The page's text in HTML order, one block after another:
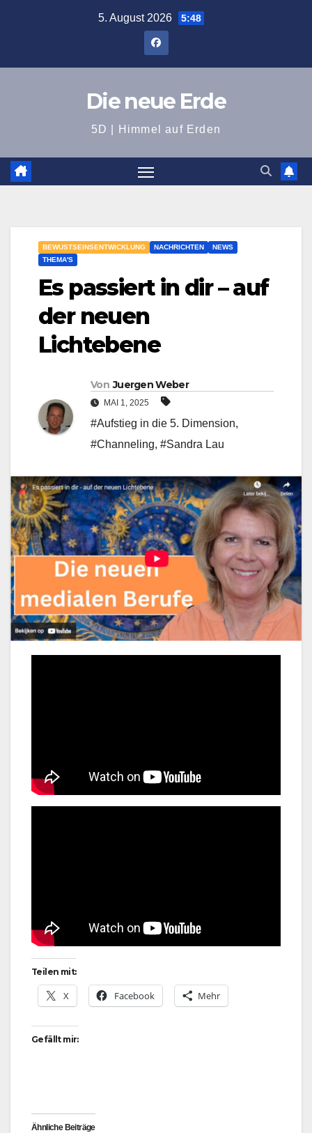
5. August 2026 5:48
Die neue Erde
5D | Himmel auf Erden
BEWUSTSEINSENTWICKLUNG NACHRICHTEN
NEWS
THEMA'S
Es passiert in dir – auf
der neuen
Lichtebene
Von Juergen Weber
MAI 1, 2025
#Aufstieg in die 5. Dimension,
#Channeling, #Sandra Lau
Teilen mit:
X Facebook Mehr
Gefällt mir:
Ähnliche Beiträge